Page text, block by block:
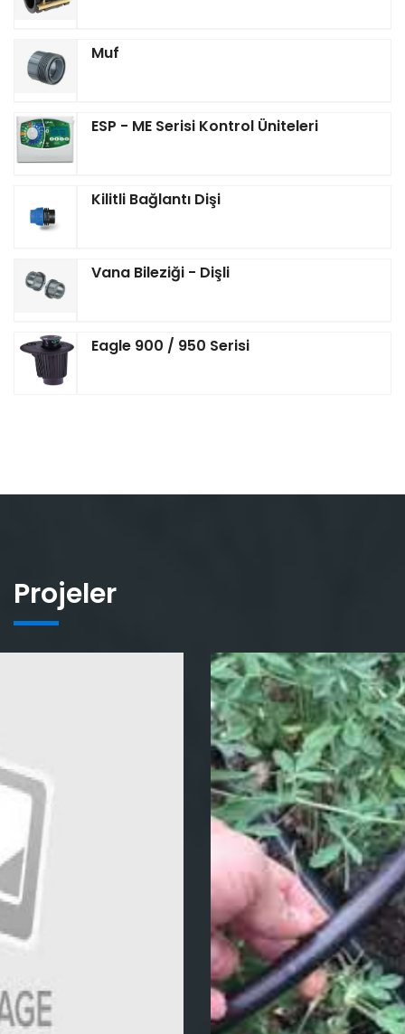
Muf
ESP - ME Serisi Kontrol Üniteleri
Kilitli Bağlantı Dişi
Vana Bileziği - Dişli
Eagle 900 / 950 Serisi
Projeler